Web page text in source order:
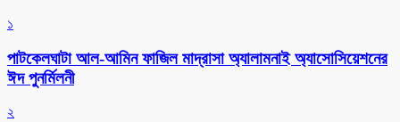
১
পাটকেলঘাটা আল-আমিন ফাজিল মাদ্রাসা অ্যালামনাই অ্যাসোসিয়েশনের
ঈদ পুনর্মিলনী
২